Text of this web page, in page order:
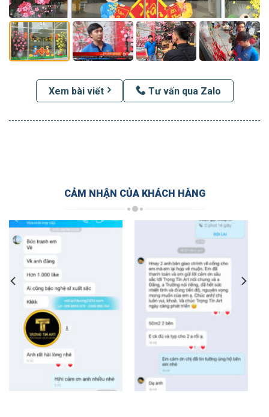
Xem bài viết Tư vấn qua Zalo
CẢM NHẬN CỦA KHÁCH HÀNG